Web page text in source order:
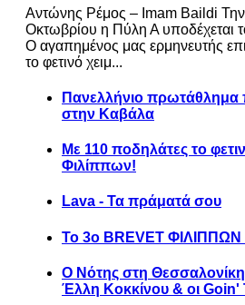
Αντώνης Ρέμος – Imam Baildi
Οκτωβρίου η Πύλη Α υποδέχεται
Ο αγαπημένος μας ερμηνευτής
το φετινό χειμ...
Πανελλήνιο πρωτάθλημα
στην Καβάλα
Με 110 ποδηλάτες το
Φιλίππων!
Lava - Τα πράματά σου
Το 3ο BREVET ΦΙΛΙΠΠΩΝ
Ο Νότης στη Θεσσαλονίκη
Έλλη Κοκκίνου & οι